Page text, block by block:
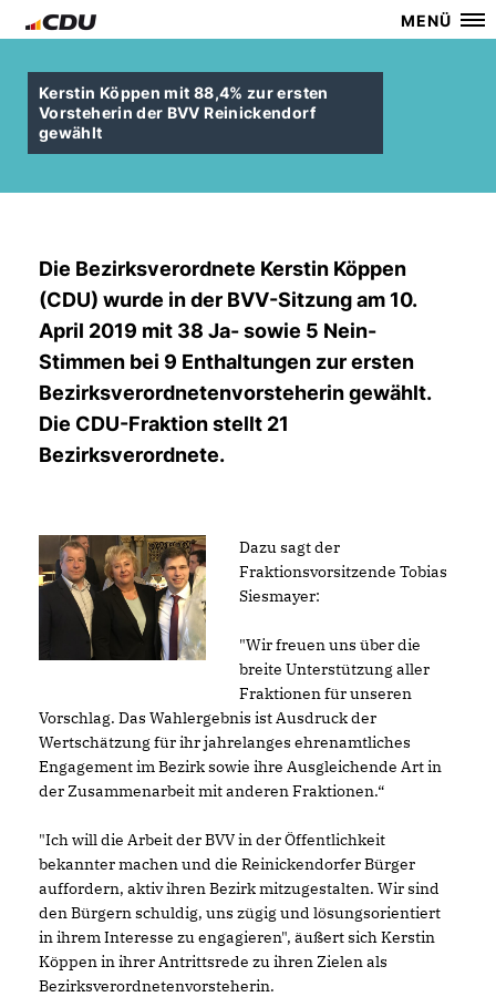
MENÜ
Kerstin Köppen mit 88,4% zur ersten
Vorsteherin der BVV Reinickendorf
gewählt
Die Bezirksverordnete Kerstin Köppen
(CDU) wurde in der BVV-Sitzung am 10.
April 2019 mit 38 Ja- sowie 5 Nein-
Stimmen bei 9 Enthaltungen zur ersten
Bezirksverordnetenvorsteherin gewählt.
Die CDU-Fraktion stellt 21
Bezirksverordnete.
Dazu sagt der
Fraktionsvorsitzende Tobias
Siesmayer:
"Wir freuen uns über die
breite Unterstützung aller
Fraktionen für unseren
Vorschlag. Das Wahlergebnis ist Ausdruck der
Wertschätzung für ihr jahrelanges ehrenamtliches
Engagement im Bezirk sowie ihre Ausgleichende Art in
der Zusammenarbeit mit anderen Fraktionen.“
"Ich will die Arbeit der BVV in der Öffentlichkeit
bekannter machen und die Reinickendorfer Bürger
auffordern, aktiv ihren Bezirk mitzugestalten. Wir sind
den Bürgern schuldig, uns zügig und lösungsorientiert
in ihrem Interesse zu engagieren", äußert sich Kerstin
Köppen in ihrer Antrittsrede zu ihren Zielen als
Bezirksverordnetenvorsteherin.